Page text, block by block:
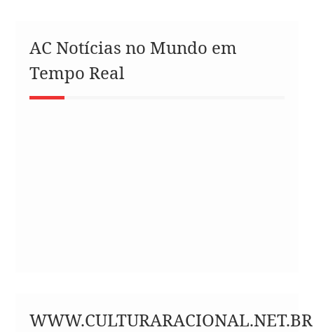
AC Notícias no Mundo em
Tempo Real
WWW.CULTURARACIONAL.NET.BR